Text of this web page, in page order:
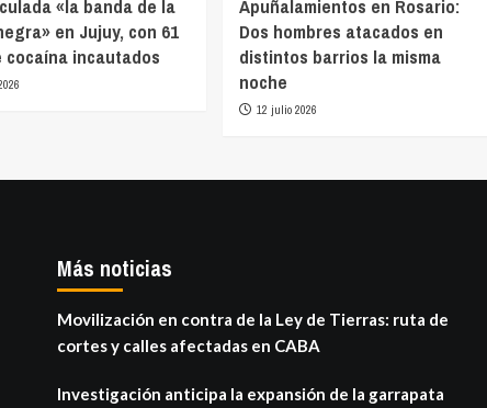
«la banda de la
en Jujuy, con 61
cocaína incautados
Apuñalamientos en Rosario:
Dos hombres atacados en
distintos barrios la misma
noche
12 julio 2026
Más noticias
Movilización en contra de la Ley de Tierras: ruta de
cortes y calles afectadas en CABA
Investigación anticipa la expansión de la garrapata